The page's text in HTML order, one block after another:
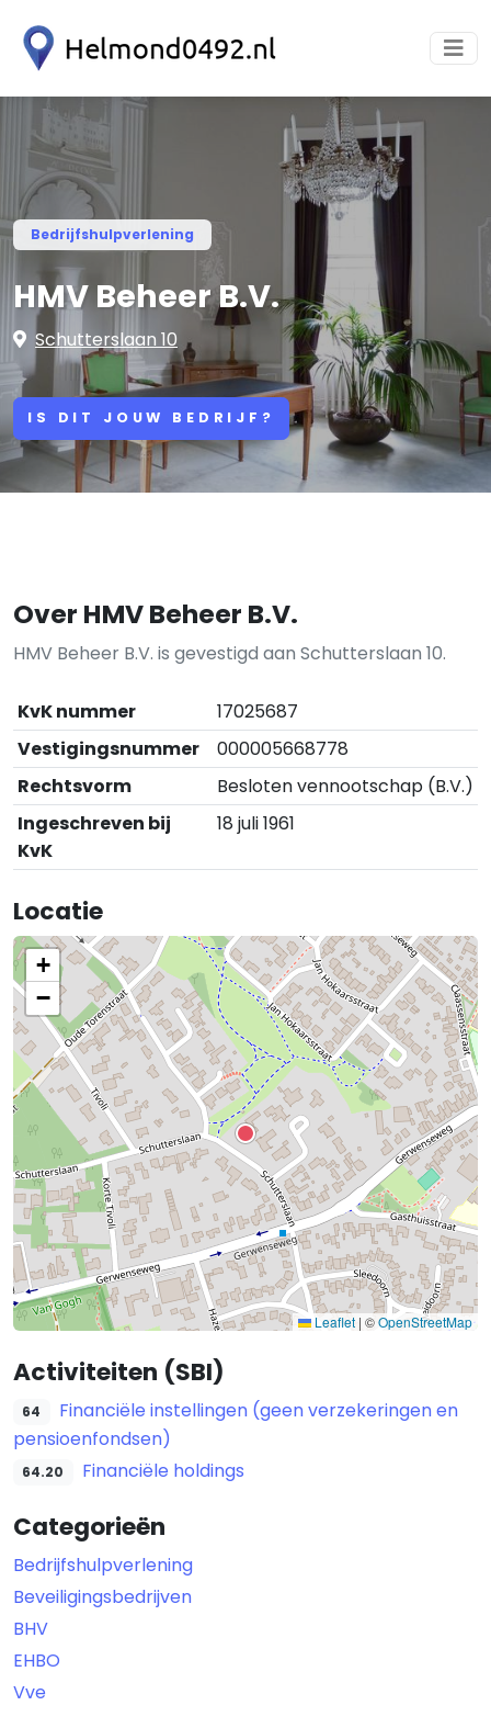
Bedrijfshulpverlening
HMV Beheer B.V.
Schutterslaan 10
IS DIT JOUW BEDRIJF?
Over HMV Beheer B.V.
HMV Beheer B.V. is gevestigd aan Schutterslaan 10.
KvK nummer
17025687
Vestigingsnummer
000005668778
Rechtsvorm
Besloten vennootschap (B.V.)
Ingeschreven bij
KvK
18 juli 1961
Locatie
+
−
Leaflet | ©OpenStreetMap
Activiteiten (SBI)
64
Financiële instellingen (geen verzekeringen en
pensioenfondsen)
64.20 Financiële holdings
Categorieën
Bedrijfshulpverlening
Beveiligingsbedrijven
BHV
EHBO
Vve